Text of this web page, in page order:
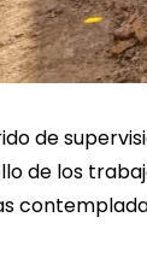
de
de los